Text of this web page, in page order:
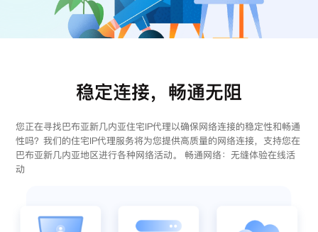
稳定连接，畅通无阻
您正在寻找巴布亚新几内亚住宅IP代理以确保网络连接的稳定性和畅通
性吗？我们的住宅IP代理服务将为您提供高质量的网络连接，支持您在
巴布亚新几内亚地区进行各种网络活动。 畅通网络：无缝体验在线活
动